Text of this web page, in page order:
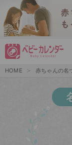
HOME 赤ちゃんの名